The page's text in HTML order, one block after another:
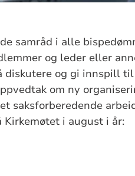
samråd i alle
og leder eller
diskutere og gi innspill
om ny
saksforberedende
i august i år: